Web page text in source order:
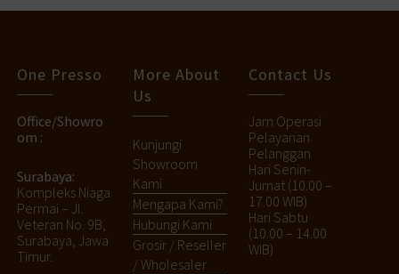
One Presso
Office/Showro
om :
Surabaya:
Kompleks Niaga
Permai – Jl.
Veteran No. 9B,
Surabaya, Jawa
Timur.
More About
Us
Kunjungi
Showroom
Kami
Mengapa Kami?
Hubungi Kami
Grosir / Reseller
/ Wholesaler
Contact Us
Jam Operasi
Pelayanan
Pelanggan
Hari Senin-
Jumat (10.00 –
17.00 WIB)
Hari Sabtu
(10.00 – 14.00
WIB)